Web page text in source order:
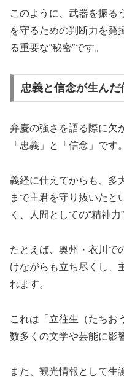
このように、武器を振る
を守るための判断力を発
る重要な“秘密”です。
忠義と信念が生んだ
弁慶の強さを語る際に欠
「忠義」と「信念」です。
義経に仕えてからも、多
まで主君を守り抜いたと
く、人間としての“精神力
たとえば、奥州・衣川で
けながらも立ち尽くし、
れます。
これは「立往生（たちお
数多くの文学や芸能に影
また、観光情報として生